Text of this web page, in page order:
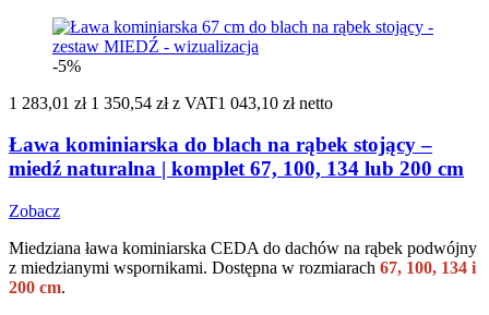
-5%
1 283,01 zł 1 350,54 zł z VAT1 043,10 zł netto
Ława kominiarska do blach na rąbek stojący –
miedź naturalna | komplet 67, 100, 134 lub 200 cm
Zobacz
Miedziana ława kominiarska CEDA do dachów na rąbek podwójny
z miedzianymi wspornikami. Dostępna w rozmiarach 67, 100, 134 i
200 cm.